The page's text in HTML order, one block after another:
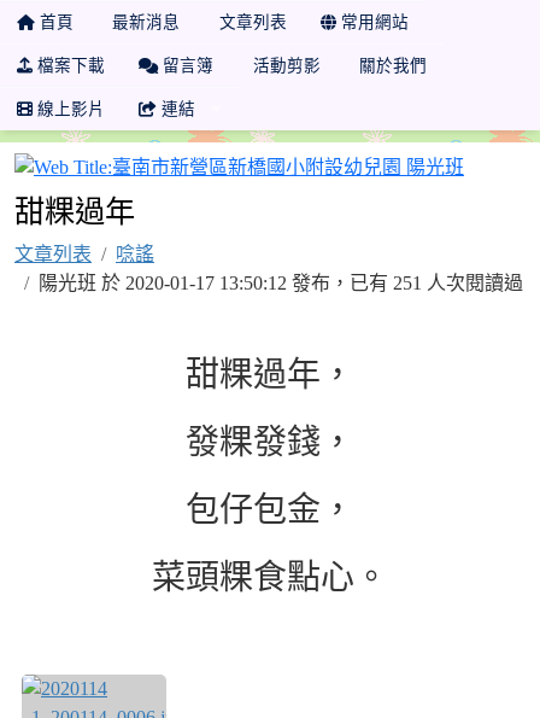
首頁 最新消息 文章列表 常用網站
檔案下載 留言簿 活動剪影 關於我們
線上影片 連結
甜粿過年
文章列表
唸謠
陽光班 於 2020-01-17 13:50:12 發布，已有 251 人次閱讀過
甜粿過年，
發粿發錢，
包仔包金，
菜頭粿食點心。